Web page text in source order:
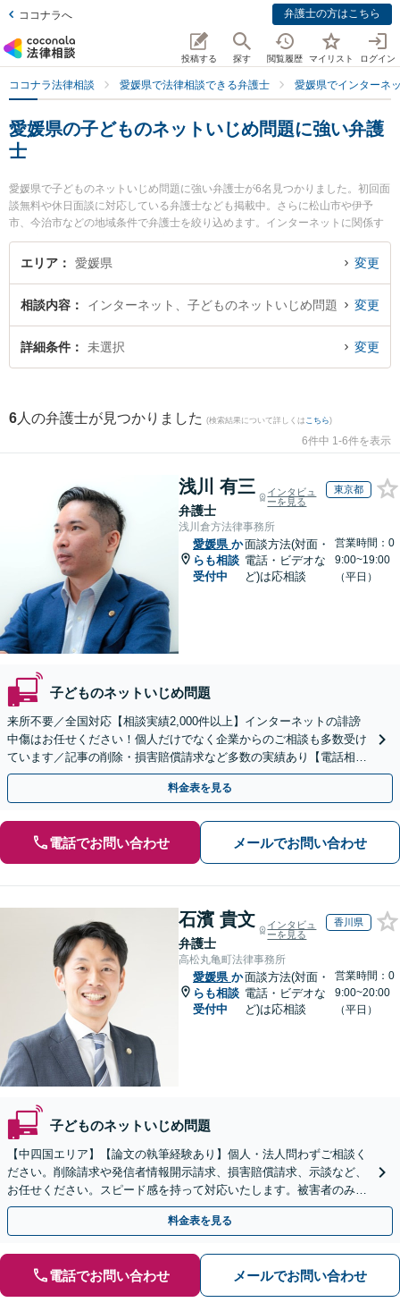
ココナラへ 弁護士の方はこちら
投稿する 探す 閲覧履歴 マイリスト ログイン
ココナラ法律相談 愛媛県で法律相談できる弁護士 愛媛県でインターネ
愛媛県の子どものネットいじめ問題に強い弁護
士
愛媛県で子どものネットいじめ問題に強い弁護士が6名見つかりました。初回面
談無料や休日面談に対応している弁護士なども掲載中。さらに松山市や伊予
市、今治市などの地域条件で弁護士を絞り込めます。インターネットに関係す
る誹謗中傷や名誉毀損、個人特定等の細かな分野での絞り込み検索もでき便利
です。特に弁護士法人龍鳳法律事務所の石山 龍鳳弁護士や愛媛まこと法律事務
した子どものネットいじめ問題のトラブルを今すぐに弁護士に相談したい』
『子どものネットいじめ問題のトラブル解決の実績豊富な近くの弁護士を検索
したい』『初回相談無料で子どものネットいじめ問題を法律相談できる愛媛県
エリア 愛媛県 変更
相談内容 インターネット、子どものネットいじめ問題 変更
詳細条件 未選択 変更
6 人の弁護士が見つかりました (検索結果について詳しくは こちら)
6件中 1-6件を表示
浅川 有三
弁護士
インタビュ
ーを見る
東京都
浅川倉方法律事務所
愛媛県 か
らも相談
受付中
面談方法(対面・
電話・ビデオな
ど)は応相談
営業時間：0
9:00~19:00
（平日）
子どものネットいじめ問題
来所不要／全国対応【相談実績2,000件以上】インターネットの誹謗
中傷はお任せください！個人だけでなく企業からのご相談も多数受け
ています／記事の削除・損害賠償請求など多数の実績あり【電話相談
可】【初回相談無料】【夜間休日面談可】
料金表を見る
電話でお問い合わせ メールでお問い合わせ
石濱 貴文
弁護士
インタビュ
ーを見る
香川県
高松丸亀町法律事務所
愛媛県 か
らも相談
受付中
面談方法(対面・
電話・ビデオな
ど)は応相談
営業時間：0
9:00~20:00
（平日）
子どものネットいじめ問題
【中四国エリア】【論文の執筆経験あり】個人・法人問わずご相談く
ださい。削除請求や発信者情報開示請求、損害賠償請求、示談など、
お任せください。スピード感を持って対応いたします。被害者のみな
らず加害者のご相談も可能です【夜間・休日面談可】
料金表を見る
電話でお問い合わせ メールでお問い合わせ